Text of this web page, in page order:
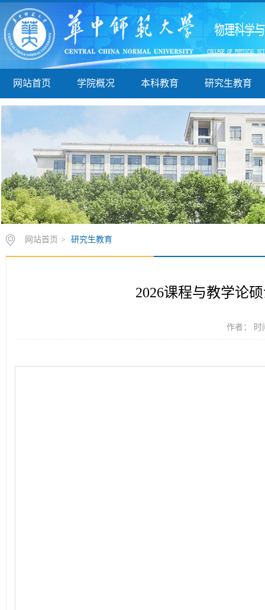
网站首页 学院概况 本科教育 研究生教育
网站首页 > 研究生教育
2026课程与教学论
作者： 时